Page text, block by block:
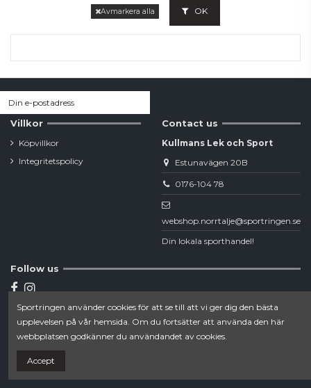
Avmarkera alla OK
Villkor
Köpvillkor
Integritetspolicy
Contact us
Kullmans Lek och Sport
Estunavägen 20B
0176-104 78
webshop.norrtalje@sportringen.se
Din lokala sporthandel!
Follow us
Newsletter
Sportringen använder cookies för att se till att vi ger dig den bästa
upplevelsen på vår hemsida. Om du fortsätter att använda den här
webbplatsen godkänner du användandet av cookies.
Accept